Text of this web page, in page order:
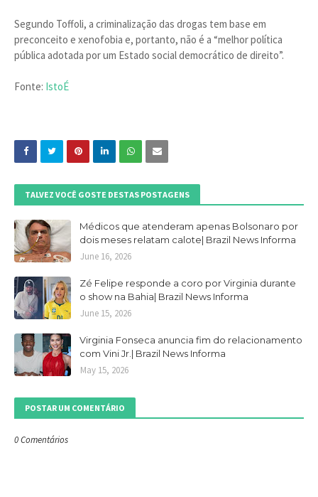
Segundo Toffoli, a criminalização das drogas tem base em
preconceito e xenofobia e, portanto, não é a “melhor política
pública adotada por um Estado social democrático de direito”.
Fonte: IstoÉ
TALVEZ VOCÊ GOSTE DESTAS POSTAGENS
Médicos que atenderam apenas Bolsonaro por
dois meses relatam calote| Brazil News Informa
June 16, 2026
Zé Felipe responde a coro por Virginia durante
o show na Bahia| Brazil News Informa
June 15, 2026
Virginia Fonseca anuncia fim do relacionamento
com Vini Jr.| Brazil News Informa
May 15, 2026
POSTAR UM COMENTÁRIO
0 Comentários